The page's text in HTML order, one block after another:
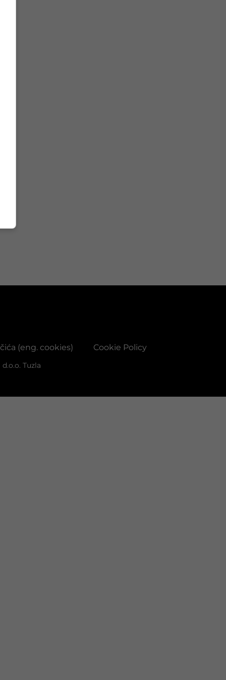
(eng. cookies) Cookie Policy
Tuzla